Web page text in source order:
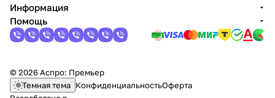
Информация
Помощь
© 2026 Аспро: Премьер
Темная тема КонфиденциальностьОферта